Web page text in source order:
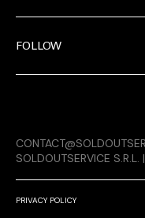
FOLLOW
PRIVACY POLICY
SOLDOUTSERVICE